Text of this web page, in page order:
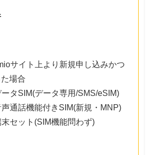
サイト上より新規申し込みかつ
場合
タSIM(データ専用/SMS/eSIM)
通話機能付きSIM(新規・MNP)
セット(SIM機能問わず)